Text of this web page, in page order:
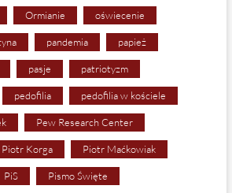
Ormianie oświecenie
pandemia papież
pasje patriotyzm
pedofilia pedofilia w kościele
Pew Research Center
Piotr Korga Piotr Maćkowiak
PiS Pismo Święte